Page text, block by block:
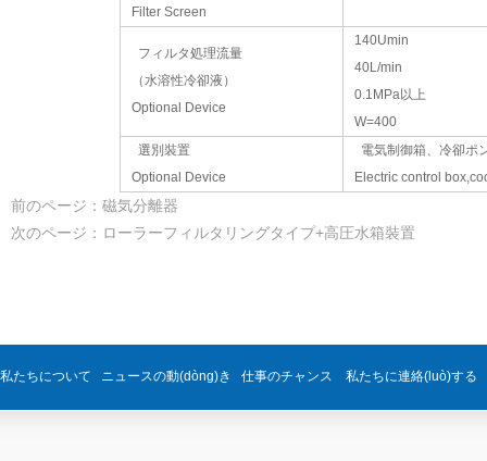
Filter Screen
フィルタ処理流量
（水溶性冷卻液）
Optional Device
140Umin
40L/min
0.1MPa以上
W=400
選別裝置
Optional Device
電気制御箱、冷卻
Electric control
前のページ：磁気分離器
次のページ：ローラーフィルタリングタイプ+高圧水箱裝置
私たちについて ニュースの動(dòng)き 仕事のチャンス 私たちに連絡(luò)する